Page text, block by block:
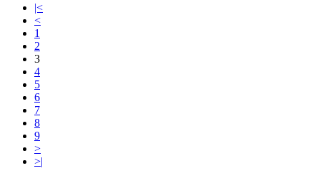
|<
<
1
2
3
4
5
6
7
8
9
>
>|